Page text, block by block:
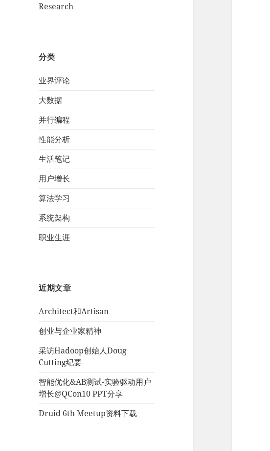
Research
分类
业界评论
大数据
并行编程
性能分析
生活笔记
用户增长
算法学习
系统架构
职业生涯
近期文章
Architect和Artisan
创业与企业家精神
采访Hadoop创始人Doug
Cutting纪要
智能优化&AB测试-实验驱动用户
增长@QCon10 PPT分享
Druid 6th Meetup资料下载